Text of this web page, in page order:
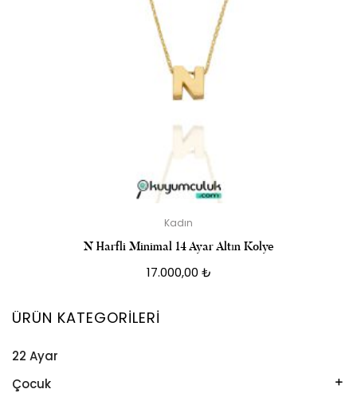
Kadın
N Harfli Minimal 14 Ayar Altın Kolye
17.000,00 ₺
ÜRÜN KATEGORILERI
22 Ayar
Çocuk